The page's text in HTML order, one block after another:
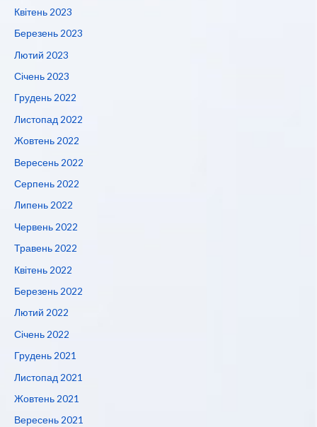
Квітень 2023
Березень 2023
Лютий 2023
Січень 2023
Грудень 2022
Листопад 2022
Жовтень 2022
Вересень 2022
Серпень 2022
Липень 2022
Червень 2022
Травень 2022
Квітень 2022
Березень 2022
Лютий 2022
Січень 2022
Грудень 2021
Листопад 2021
Жовтень 2021
Вересень 2021